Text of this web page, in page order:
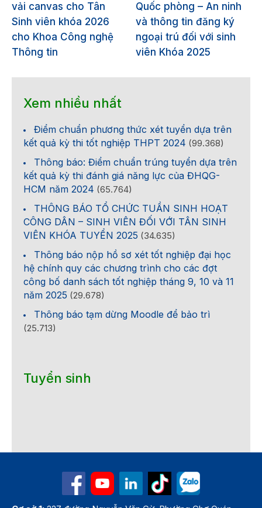
vải canvas cho Tân
Sinh viên khóa 2026
cho Khoa Công nghệ
Thông tin
Quốc phòng – An ninh
và thông tin đăng ký
ngoại trú đối với sinh
viên Khóa 2025
Xem nhiều nhất
Điểm chuẩn phương thức xét tuyển dựa trên
kết quả kỳ thi tốt nghiệp THPT 2024 (99.368)
Thông báo: Điểm chuẩn trúng tuyển dựa trên
kết quả kỳ thi đánh giá năng lực của ĐHQG-
HCM năm 2024 (65.764)
THÔNG BÁO TỔ CHỨC TUẦN SINH HOẠT
CÔNG DÂN – SINH VIÊN ĐỐI VỚI TÂN SINH
VIÊN KHÓA TUYỂN 2025 (34.635)
Thông báo nộp hồ sơ xét tốt nghiệp đại học
hệ chính quy các chương trình cho các đợt
công bố danh sách tốt nghiệp tháng 9, 10 và 11
năm 2025 (29.678)
Thông báo tạm dừng Moodle để bảo trì
(25.713)
Tuyển sinh